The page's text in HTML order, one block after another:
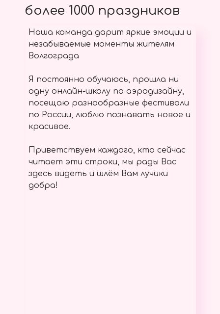
более 1000 праздников
Наша команда дарит яркие эмоции и
незабываемые моменты жителям
Волгограда
Я постоянно обучаюсь, прошла ни
одну онлайн-школу по аэродизайну,
посещаю разнообразные фестивали
по России, люблю познавать новое и
красивое.
Приветствуем каждого, кто сейчас
читает эти строки, мы рады Вас
здесь видеть и шлём Вам лучики
добра!